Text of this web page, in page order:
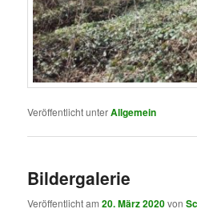
Veröffentlicht unterAllgemein
Bildergalerie
Veröffentlicht am20. März 2020von